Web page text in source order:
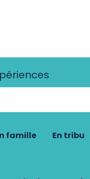
famille En tribu
▒▒